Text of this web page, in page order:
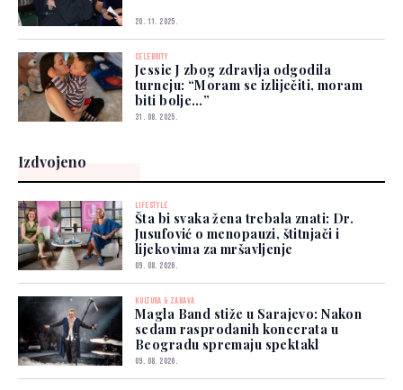
20. 11. 2025.
CELEBRITY
Jessie J zbog zdravlja odgodila
turneju: “Moram se izliječiti, moram
biti bolje…”
31. 08. 2025.
Izdvojeno
LIFESTYLE
Šta bi svaka žena trebala znati: Dr.
Jusufović o menopauzi, štitnjači i
lijekovima za mršavljenje
09. 08. 2026.
KULTURA & ZABAVA
Magla Band stiže u Sarajevo: Nakon
sedam rasprodanih koncerata u
Beogradu spremaju spektakl
09. 08. 2026.